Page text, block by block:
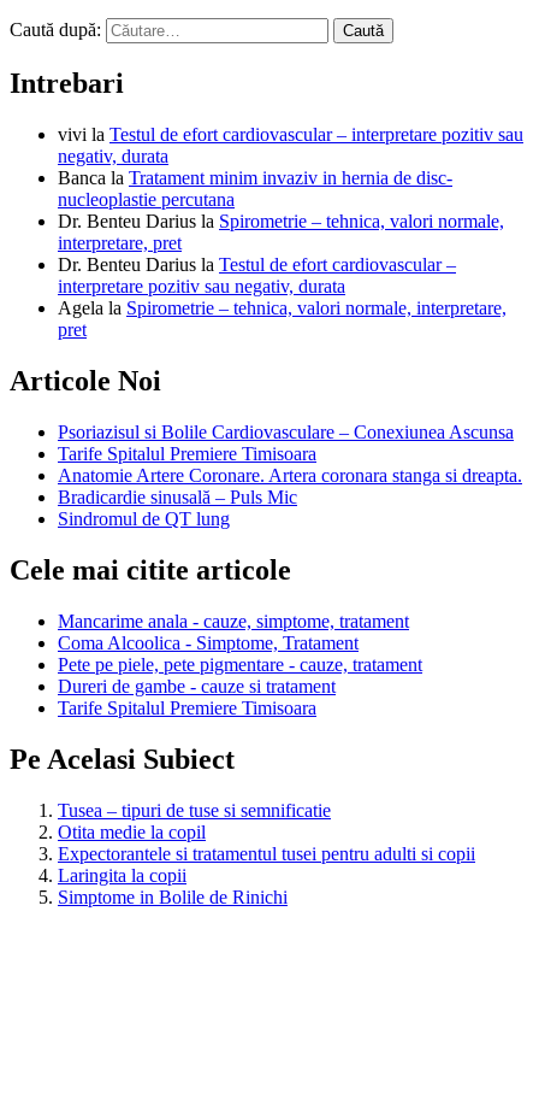
Caută după:
Intrebari
vivi la Testul de efort cardiovascular – interpretare pozitiv sau
negativ, durata
Banca la Tratament minim invaziv in hernia de disc-
nucleoplastie percutana
Dr. Benteu Darius la Spirometrie – tehnica, valori normale,
interpretare, pret
Dr. Benteu Darius la Testul de efort cardiovascular –
interpretare pozitiv sau negativ, durata
Agela la Spirometrie – tehnica, valori normale, interpretare,
pret
Articole Noi
Psoriazisul si Bolile Cardiovasculare – Conexiunea Ascunsa
Tarife Spitalul Premiere Timisoara
Anatomie Artere Coronare. Artera coronara stanga si dreapta.
Bradicardie sinusală – Puls Mic
Sindromul de QT lung
Cele mai citite articole
Mancarime anala - cauze, simptome, tratament
Coma Alcoolica - Simptome, Tratament
Pete pe piele, pete pigmentare - cauze, tratament
Dureri de gambe - cauze si tratament
Tarife Spitalul Premiere Timisoara
Pe Acelasi Subiect
Tusea – tipuri de tuse si semnificatie
Otita medie la copil
Expectorantele si tratamentul tusei pentru adulti si copii
Laringita la copii
Simptome in Bolile de Rinichi